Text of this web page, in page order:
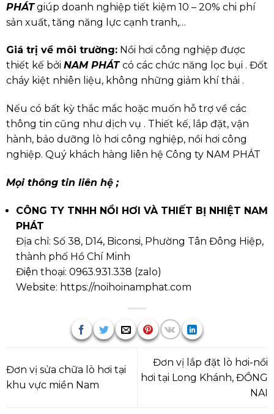
PHÁTgiúp doanh nghiệp tiết kiệm 10 – 20% chi phí
sản xuất, tăng năng lực cạnh tranh,…
Giá trị về môi trường:Nồi hơi công nghiệp được
thiết kế bởi NAM PHÁT có các chức năng lọc bụi . Đốt
cháy kiệt nhiên liệu, không những giảm khí thải .
Nếu có bất kỳ thắc mắc hoặc muốn hỗ trợ về các
thông tin cũng như dịch vụ . Thiết kế, lắp đặt, vận
hành, bảo dưỡng lò hơi công nghiệp, nồi hơi công
nghiệp. Quý khách hàng liên hệ Công ty NAM PHÁT
Mọi thông tin liên hệ ;
CÔNG TY TNHH NỒI HƠI VÀ THIẾT BỊ NHIỆT NAM
PHÁT
Địa chỉ: Số 38, D14, Biconsi, Phường Tân Đông Hiệp,
thành phố Hồ Chí Minh
Điện thoại: 0963.931.338 (zalo)
Website: https://noihoinamphat.com
Đơn vị sửa chữa lò hơi tại
khu vực miền Nam
Đơn vị lắp đặt lò hơi-nồi
hơi tại Long Khánh, ĐỒNG
NAI